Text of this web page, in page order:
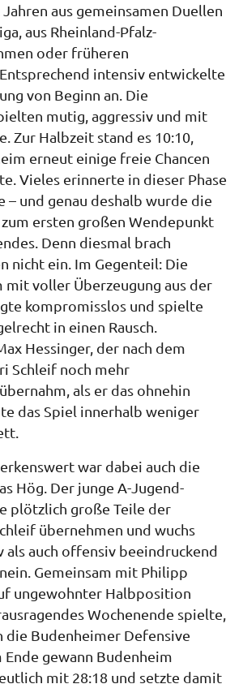
aus gemeinsamen Duellen
aus Rheinland-Pfalz-
oder früheren
intensiv entwickelte
von Beginn an. Die
mutig, aggressiv und mit
Zur Halbzeit stand es 10:10,
erneut einige freie Chancen
Vieles erinnerte in dieser Phase
– und genau deshalb wurde die
ersten großen Wendepunkt
Denn diesmal brach
nicht ein. Im Gegenteil: Die
mit voller Überzeugung aus der
kompromisslos und spielte
in einen Rausch.
Hessinger, der nach dem
Schleif noch mehr
als er das ohnehin
das Spiel innerhalb weniger
war dabei auch die
Hög. Der junge A-Jugend-
plötzlich große Teile der
übernehmen und wuchs
als auch offensiv beeindruckend
Gemeinsam mit Philipp
ungewohnter Halbposition
Wochenende spielte,
die Budenheimer Defensive
Ende gewann Budenheim
mit 28:18 und setzte damit